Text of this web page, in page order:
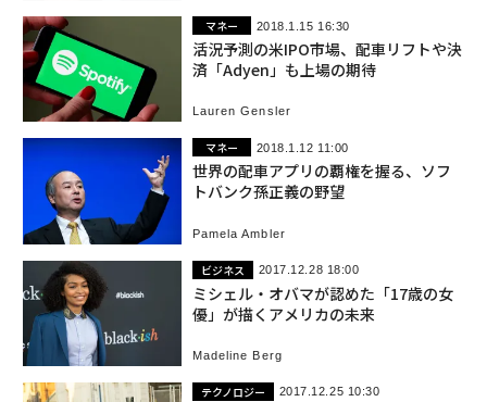
マネー 2018.1.15 16:30
活況予測の米IPO市場、配車リフトや決
済「Adyen」も上場の期待
Lauren Gensler
マネー 2018.1.12 11:00
世界の配車アプリの覇権を握る、ソフ
トバンク孫正義の野望
Pamela Ambler
ビジネス 2017.12.28 18:00
ミシェル・オバマが認めた「17歳の女
優」が描くアメリカの未来
Madeline Berg
テクノロジー 2017.12.25 10:30